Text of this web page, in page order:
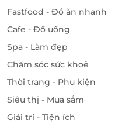
Fastfood - Đồ ăn nhanh
Cafe - Đồ uống
Spa - Làm đẹp
Chăm sóc sức khoẻ
Thời trang - Phụ kiện
Siêu thị - Mua sắm
Giải trí - Tiện ích